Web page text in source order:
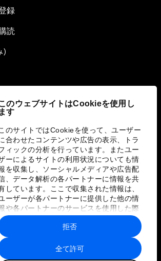
のウェブサイトはCookieを使用し
ます
のサイトではCookieを使って、ユーザー
合わせたコンテンツや広告の表示、トラ
ィックの分析を行っています。またユー
ーによるサイトの利用状況についても情
を収集し、ソーシャルメディアや広告配
、データ解析の各パートナーに情報を共
しています。ここで収集された情報は、
ーザーが各パートナーに提供した他の情
や各パートナーのサービスを使用した際
に収集された情報と組み合わされ、各パー
ナーによって使用されることがありま
す。
全て許可
拒否
録
読
)
への取り組み
)
語
イバシーポリシーと利用規約
サイトマップ